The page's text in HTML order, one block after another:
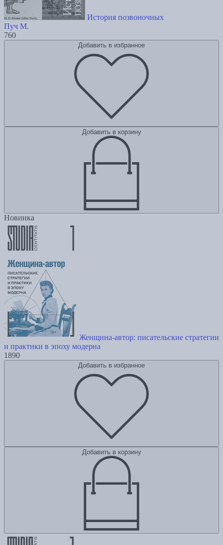
История позвоночных
Пуч М.
760
Добавить в избранное
Добавить в корзину
Новинка
Женщина-автор: писательские стратегии
и практики в эпоху модерна
1890
Добавить в избранное
Добавить в корзину